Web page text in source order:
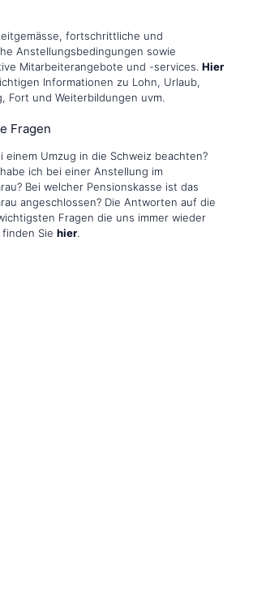
fortschrittliche und
Anstellungsbedingungen sowie
Mitarbeiterangebote und -services. Hier
Informationen zu Lohn, Urlaub,
Fort und Weiterbildungen uvm.
Fragen
einem Umzug in die Schweiz beachten?
ich bei einer Anstellung im
Bei welcher Pensionskasse ist das
angeschlossen? Die Antworten auf die
Fragen die uns immer wieder
Sie hier.